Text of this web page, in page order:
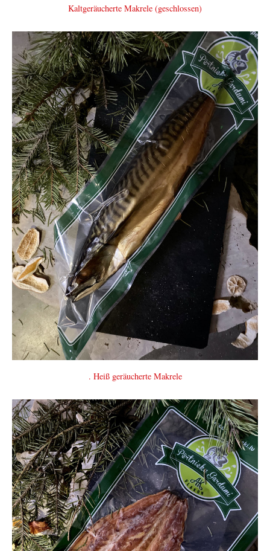
Kaltgeräucherte Makrele (geschlossen)
. Heiß geräucherte Makrele